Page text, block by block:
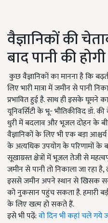
वैज्ञानिकों की
बाद पानी की
कुछ वैज्ञानिकों का मानना है कि
लिए भारी मात्रा में जमीन से पानी
प्रभावित हुई है. साथ ही इसके घूमने
यूनिवर्सिटी के भू- भौतिकीविद डॉ.
धुरी में बदलाव और भूजल दोहन के
वैज्ञानिकों के लिए भी एक बड़ा
के अत्यधिक उपयोग के परिणामों के
सूखाग्रस्त क्षेत्रों में भूजल तेजी से
जमीन से पानी तो निकाला जा रहा
इससे जमीन अपने स्थान से खिसक
को नुकसान पहुंच सकता है. हमारी
के लिए खत्म हो सकते हैं.
इसे भी पढ़ें:वो दिन भी कहां चले गये